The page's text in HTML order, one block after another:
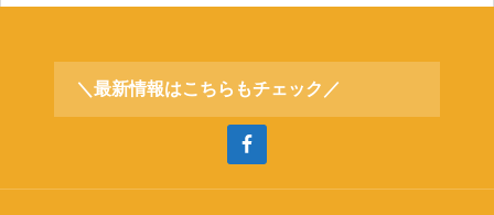
＼最新情報はこちらもチェック／